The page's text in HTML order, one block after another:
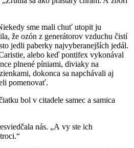
sme mali chuť utopit ju
že ozón z generátorov vzduchu čistí
jedli paberky najvyberanejších jedál.
alebo keď pontifex vykonával
plnené píniami, diviaky na
dokonca sa napchávali aj
pomenovať.
bol v citadele samec a samica
nás. „A vy ste ich